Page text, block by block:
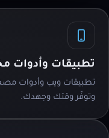
تطبيقات وأدوات
تطبيقات ويب وأدوات
وتوفّر وقتك وجهدك.